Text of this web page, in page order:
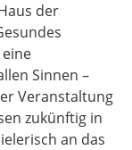
der
Sinnen –
Veranstaltung
zukünftig in
an das